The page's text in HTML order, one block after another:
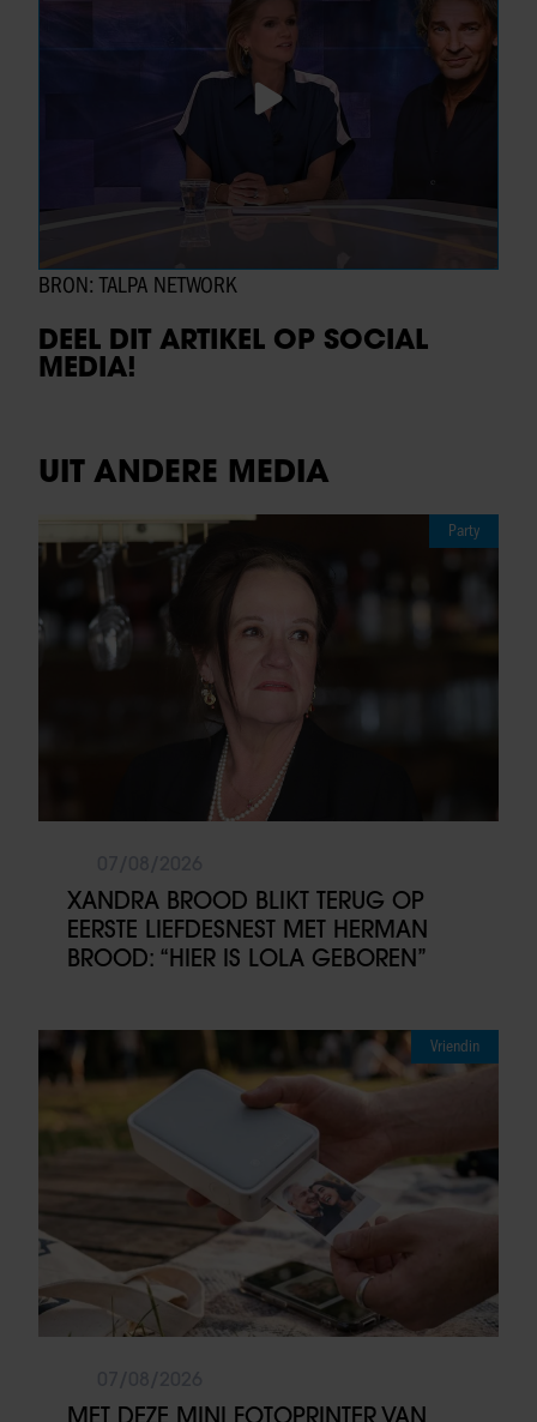
BRON: TALPA NETWORK
DEEL DIT ARTIKEL OP SOCIAL
MEDIA!
UIT ANDERE MEDIA
Party
XANDRA BROOD BLIKT TERUG OP
EERSTE LIEFDESNEST MET HERMAN
BROOD: “HIER IS LOLA GEBOREN”
Vriendin
MET DEZE MINI FOTOPRINTER VAN